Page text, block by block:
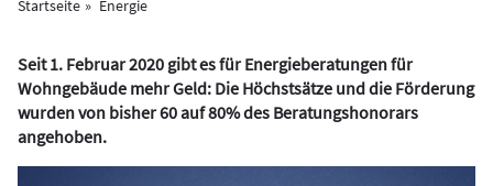
Startseite Energie
Seit 1. Februar 2020 gibt es für Energieberatungen für
Wohngebäude mehr Geld: Die Höchstsätze und die Förderung
wurden von bisher 60 auf 80% des Beratungshonorars
angehoben.